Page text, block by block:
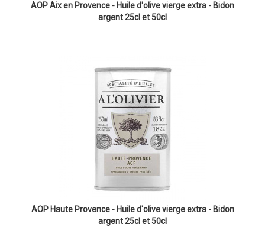
AOP Aix en Provence - Huile d'olive vierge extra - Bidon
argent 25cl et 50cl
AOP Haute Provence - Huile d'olive vierge extra - Bidon
argent 25cl et 50cl